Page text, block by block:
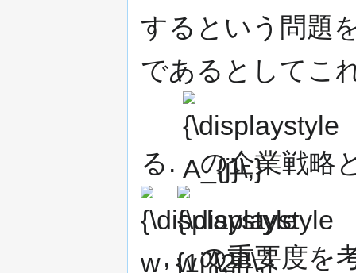
するという問題
であるとしてこ
る.
{\displaystyle
A_{j}\,}
の企業戦略
,
{\displaystyle
w_{2j}\,}
の重要度を